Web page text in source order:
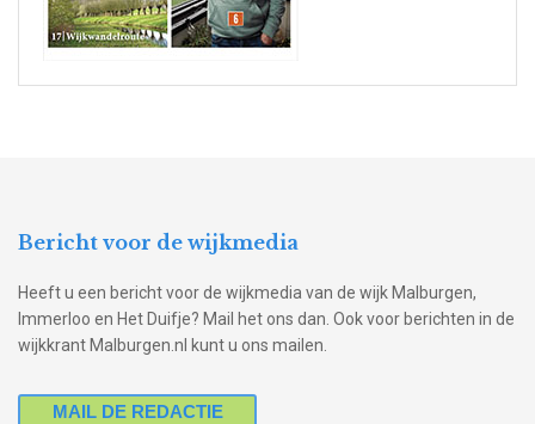
Bericht voor de wijkmedia
Heeft u een bericht voor de wijkmedia van de wijk Malburgen,
Immerloo en Het Duifje? Mail het ons dan. Ook voor berichten in de
wijkkrant Malburgen.nl kunt u ons mailen.
MAIL DE REDACTIE